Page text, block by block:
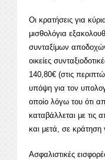
Οι κρατήσεις για
μισθολόγια
συνταξίμων
οικείες
140,80€ (στις
υπόψη για τον
οποίο λόγω του ότι
καταβάλλεται με τις
και μετά, σε κράτηση
Ασφαλιστικές